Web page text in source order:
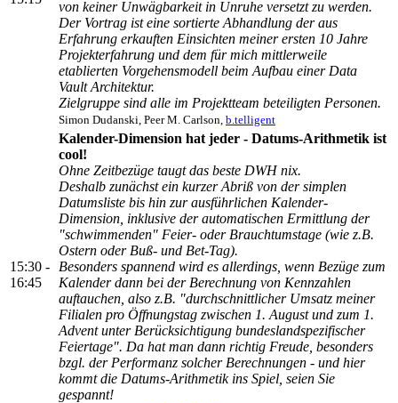
von keiner Unwägbarkeit in Unruhe versetzt zu werden.
Der Vortrag ist eine sortierte Abhandlung der aus
Erfahrung erkauften Einsichten meiner ersten 10 Jahre
Projekterfahrung und dem für mich mittlerweile
etablierten Vorgehensmodell beim Aufbau einer Data
Vault Architektur.
Zielgruppe sind alle im Projektteam beteiligten Personen.
Simon Dudanski, Peer M. Carlson, b.telligent
15:30 -
16:45
Kalender-Dimension hat jeder - Datums-Arithmetik ist
cool!
Ohne Zeitbezüge taugt das beste DWH nix.
Deshalb zunächst ein kurzer Abriß von der simplen
Datumsliste bis hin zur ausführlichen Kalender-
Dimension, inklusive der automatischen Ermittlung der
"schwimmenden" Feier- oder Brauchtumstage (wie z.B.
Ostern oder Buß- und Bet-Tag).
Besonders spannend wird es allerdings, wenn Bezüge zum
Kalender dann bei der Berechnung von Kennzahlen
auftauchen, also z.B. "durchschnittlicher Umsatz meiner
Filialen pro Öffnungstag zwischen 1. August und zum 1.
Advent unter Berücksichtigung bundeslandspezifischer
Feiertage". Da hat man dann richtig Freude, besonders
bzgl. der Performanz solcher Berechnungen - und hier
kommt die Datums-Arithmetik ins Spiel, seien Sie
gespannt!